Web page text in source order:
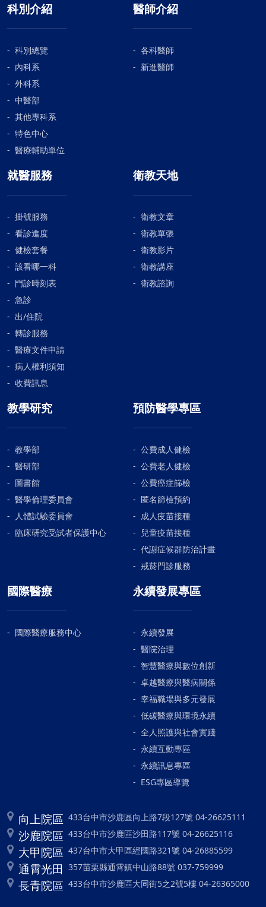
科別介紹
科別總覽
內科系
外科系
中醫部
其他專科系
特色中心
醫療輔助單位
醫師介紹
各科醫師
新進醫師
就醫服務
掛號服務
看診進度
健檢套餐
該看哪一科
門診時刻表
急診
出/住院
轉診服務
醫療文件申請
病人權利須知
收費訊息
衛教天地
衛教文章
衛教單張
衛教影片
衛教講座
衛教諮詢
教學研究
教學部
醫研部
圖書館
醫學倫理委員會
人體試驗委員會
臨床研究受試者保護中心
預防醫學專區
公費成人健檢
公費老人健檢
公費癌症篩檢
匿名篩檢預約
成人疫苗接種
兒童疫苗接種
代謝症候群防治計畫
戒菸門診服務
國際醫療
國際醫療服務中心
永續發展專區
永續發展
醫院治理
智慧醫療與數位創新
卓越醫療與醫病關係
幸福職場與多元發展
低碳醫療與環境永續
全人照護與社會實踐
永續互動專區
永續訊息專區
ESG專區導覽
向上院區 433台中市沙鹿區向上路7段127號 04-26625111
沙鹿院區 433台中市沙鹿區沙田路117號 04-26625116
大甲院區 437台中市大甲區經國路321號 04-26885599
通霄光田 357苗栗縣通霄鎮中山路88號 037-759999
長青院區 433台中市沙鹿區大同街5之2號5樓 04-26365000